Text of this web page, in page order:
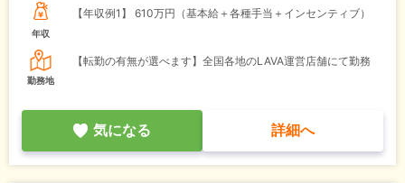
年収
【年収例1】 610万円（基本給＋各種手当＋インセンティブ）
勤務地
【転勤の有無が選べます】全国各地のLAVA運営店舗にて勤務
気になる 詳細へ